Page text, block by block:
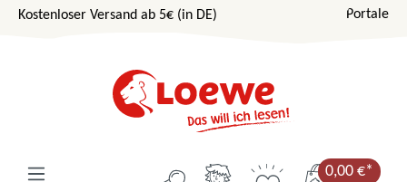
Zum Hauptinhalt springen
Kostenloser Versand ab 5€ (in DE) Portale
0,00 €*